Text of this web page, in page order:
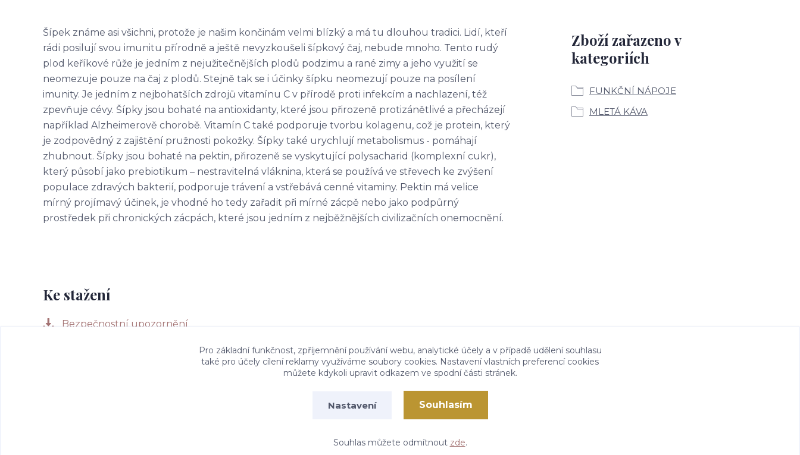
Šípek známe asi všichni, protože je našim končinám velmi blízký a má tu dlouhou tradici. Lidí, kteří
rádi posilují svou imunitu přírodně a ještě nevyzkoušeli šípkový čaj, nebude mnoho. Tento rudý
plod keříkové růže je jedním z nejužitečnějších plodů podzimu a rané zimy a jeho využití se
neomezuje pouze na čaj z plodů. Stejně tak se i účinky šípku neomezují pouze na posílení
imunity. Je jedním z nejbohatších zdrojů vitamínu C v přírodě proti infekcím a nachlazení, též
zpevňuje cévy. Šípky jsou bohaté na antioxidanty, které jsou přirozeně protizánětlivé a přecházejí
například Alzheimerově chorobě. Vitamín C také podporuje tvorbu kolagenu, což je protein, který
je zodpovědný z zajištění pružnosti pokožky. Šípky také urychlují metabolismus - pomáhají
zhubnout. Šípky jsou bohaté na pektin, přirozeně se vyskytující polysacharid (komplexní cukr),
který působí jako prebiotikum – nestravitelná vláknina, která se používá ve střevech ke zvýšení
populace zdravých bakterií, podporuje trávení a vstřebává cenné vitaminy. Pektin má velice
mírný projímavý účinek, je vhodné ho tedy zařadit při mírné zácpě nebo jako podpůrný
prostředek při chronických zácpách, které jsou jedním z nejběžnějších civilizačních onemocnění.
Zboží zařazeno v
kategoriích
FUNKČNÍ NÁPOJE
MLETÁ KÁVA
Ke stažení
Bezpečnostní upozornění
Pro základní funkčnost, zpříjemnění používání webu, analytické účely a v případě udělení souhlasu
také pro účely cílení reklamy využíváme soubory cookies. Nastavení vlastních preferencí cookies
můžete kdykoli upravit odkazem ve spodní části stránek.
Nastavení Souhlasím
Souhlas můžete odmítnout zde.